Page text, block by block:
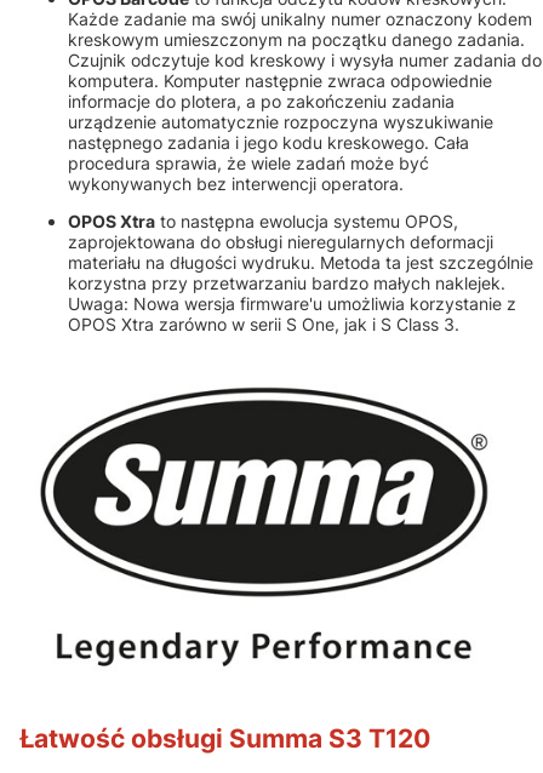
Każde zadanie ma swój unikalny numer oznaczony kodem
kreskowym umieszczonym na początku danego zadania.
Czujnik odczytuje kod kreskowy i wysyła numer zadania do
komputera. Komputer następnie zwraca odpowiednie
informacje do plotera, a po zakończeniu zadania
urządzenie automatycznie rozpoczyna wyszukiwanie
następnego zadania i jego kodu kreskowego. Cała
procedura sprawia, że wiele zadań może być
wykonywanych bez interwencji operatora.
OPOS Xtra to następna ewolucja systemu OPOS,
zaprojektowana do obsługi nieregularnych deformacji
materiału na długości wydruku. Metoda ta jest szczególnie
korzystna przy przetwarzaniu bardzo małych naklejek.
Uwaga: Nowa wersja firmware'u umożliwia korzystanie z
OPOS Xtra zarówno w serii S One, jak i S Class 3.
Łatwość obsługi Summa S3 T120